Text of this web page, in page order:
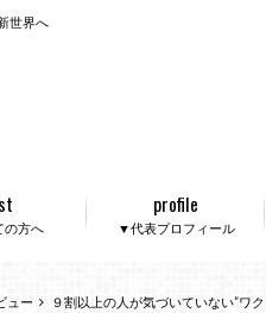
世界へ
方へ ▼代表プロフィール
profile
ュー ９割以上の人が気づいていない”ワ